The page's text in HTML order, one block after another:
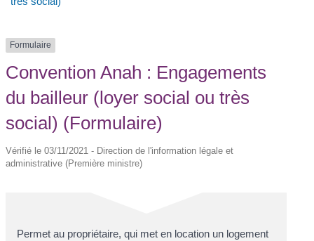
Formulaire
Convention Anah : Engagements
du bailleur (loyer social ou très
social) (Formulaire)
Vérifié le 03/11/2021 - Direction de l'information légale et
administrative (Première ministre)
Permet au propriétaire, qui met en location un logement